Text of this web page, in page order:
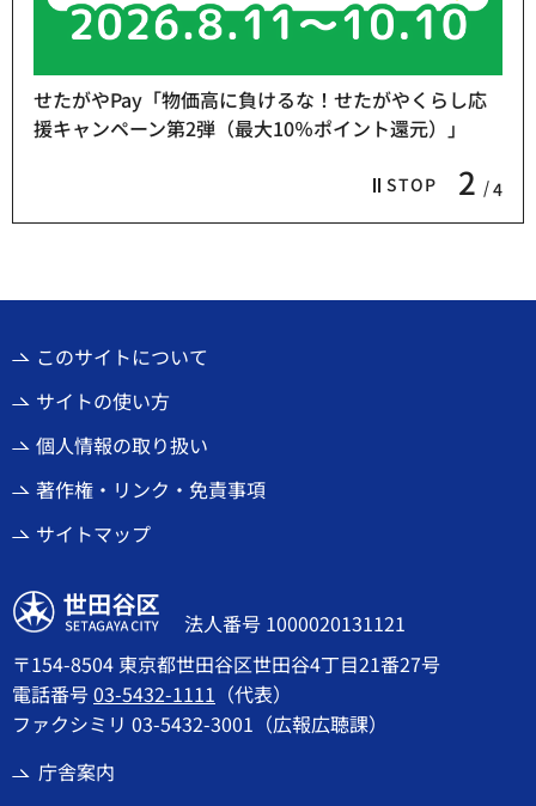
STOP 2 4
せたがやPay「物価高に負けるな！せたがやくらし応
援キャンペーン第2弾（最大10％ポイント還元）」
このサイトについて
サイトの使い方
個人情報の取り扱い
著作権・リンク・免責事項
サイトマップ
世田谷区
法人番号 1000020131121
〒154-8504 東京都世田谷区世田谷4丁目21番27号
電話番号03-5432-1111 （代表）
ファクシミリ 03-5432-3001（広報広聴課）
庁舎案内